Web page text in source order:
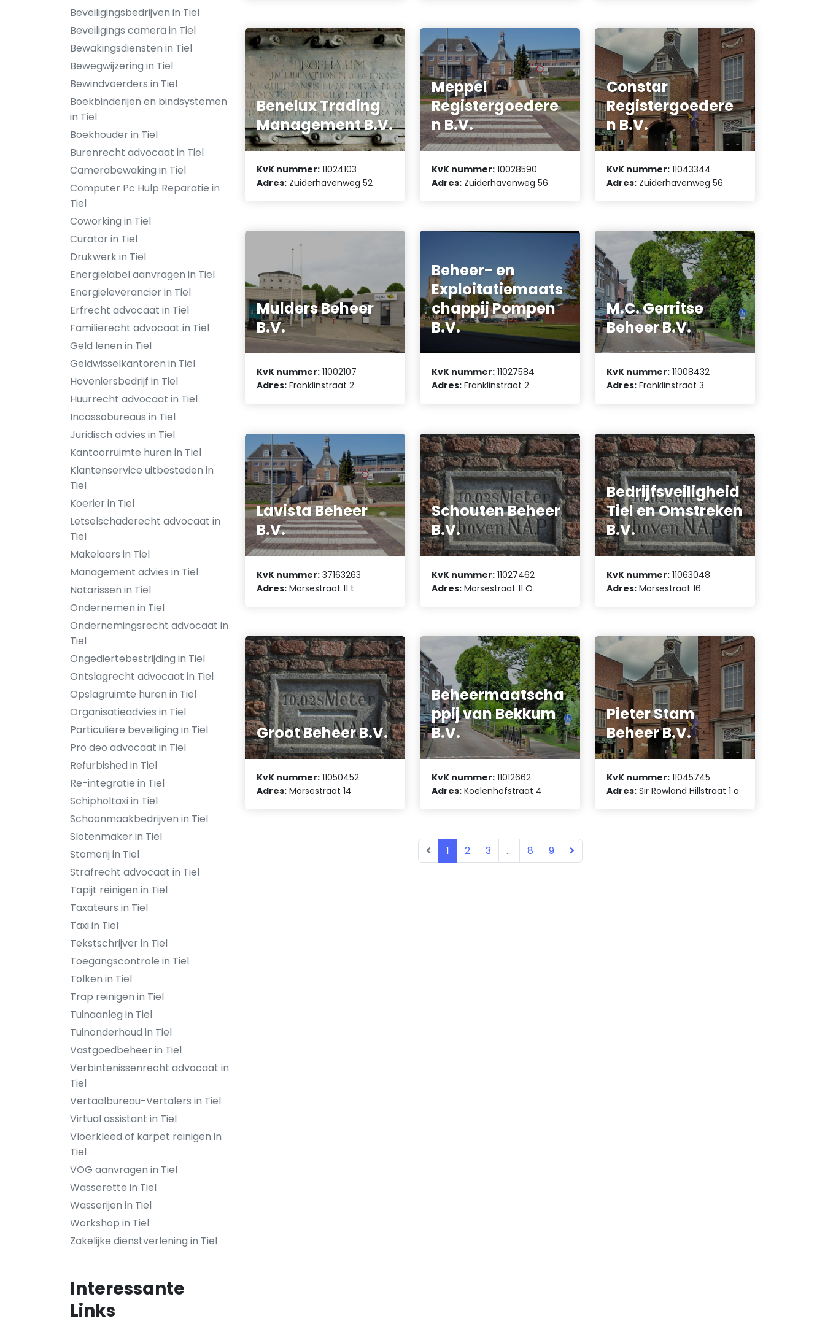
Beveiligingsbedrijven in Tiel
Beveiligings camera in Tiel
Bewakingsdiensten in Tiel
Bewegwijzering in Tiel
Bewindvoerders in Tiel
Boekbinderijen en bindsystemen
in Tiel
Boekhouder in Tiel
Burenrecht advocaat in Tiel
Camerabewaking in Tiel
Computer Pc Hulp Reparatie in
Tiel
Coworking in Tiel
Curator in Tiel
Drukwerk in Tiel
Energielabel aanvragen in Tiel
Energieleverancier in Tiel
Erfrecht advocaat in Tiel
Familierecht advocaat in Tiel
Geld lenen in Tiel
Geldwisselkantoren in Tiel
Hoveniersbedrijf in Tiel
Huurrecht advocaat in Tiel
Incassobureaus in Tiel
Juridisch advies in Tiel
Kantoorruimte huren in Tiel
Klantenservice uitbesteden in
Tiel
Koerier in Tiel
Letselschaderecht advocaat in
Tiel
Makelaars in Tiel
Management advies in Tiel
Notarissen in Tiel
Ondernemen in Tiel
Ondernemingsrecht advocaat in
Tiel
Ongediertebestrijding in Tiel
Ontslagrecht advocaat in Tiel
Opslagruimte huren in Tiel
Organisatieadvies in Tiel
Particuliere beveiliging in Tiel
Pro deo advocaat in Tiel
Refurbished in Tiel
Re-integratie in Tiel
Schipholtaxi in Tiel
Schoonmaakbedrijven in Tiel
Slotenmaker in Tiel
Stomerij in Tiel
Strafrecht advocaat in Tiel
Tapijt reinigen in Tiel
Taxateurs in Tiel
Taxi in Tiel
Tekstschrijver in Tiel
Toegangscontrole in Tiel
Tolken in Tiel
Trap reinigen in Tiel
Tuinaanleg in Tiel
Tuinonderhoud in Tiel
Vastgoedbeheer in Tiel
Verbintenissenrecht advocaat in
Tiel
Vertaalbureau-Vertalers in Tiel
Virtual assistant in Tiel
Vloerkleed of karpet reinigen in
Tiel
VOG aanvragen in Tiel
Wasserette in Tiel
Wasserijen in Tiel
Workshop in Tiel
Zakelijke dienstverlening in Tiel
Interessante
Links
Benelux Trading
Management B.V.
KvK nummer: 11024103
Adres: Zuiderhavenweg 52
Meppel
Registergoedere
n B.V.
KvK nummer: 10028590
Adres: Zuiderhavenweg 56
Constar
Registergoedere
n B.V.
KvK nummer: 11043344
Adres: Zuiderhavenweg 56
Mulders Beheer
B.V.
KvK nummer: 11002107
Adres: Franklinstraat 2
Beheer- en
Exploitatiemaats
chappij Pompen
B.V.
KvK nummer: 11027584
Adres: Franklinstraat 2
M.C. Gerritse
Beheer B.V.
KvK nummer: 11008432
Adres: Franklinstraat 3
Lavista Beheer
B.V.
KvK nummer: 37163263
Adres: Morsestraat 11 t
Schouten Beheer
B.V.
KvK nummer: 11027462
Adres: Morsestraat 11 O
Bedrijfsveiligheid
Tiel en Omstreken
B.V.
KvK nummer: 11063048
Adres: Morsestraat 16
Groot Beheer B.V.
KvK nummer: 11050452
Adres: Morsestraat 14
Beheermaatscha
ppij van Bekkum
B.V.
KvK nummer: 11012662
Adres: Koelenhofstraat 4
Pieter Stam
Beheer B.V.
KvK nummer: 11045745
Adres: Sir Rowland Hillstraat 1 a
1 2 3 ... 8 9